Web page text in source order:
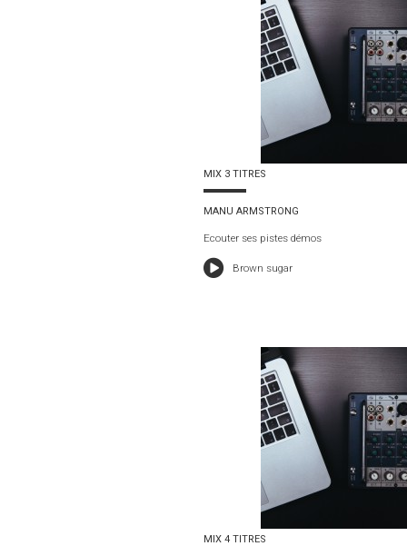
MIX 3 TITRES
MANU ARMSTRONG
Ecouter ses pistes démos
Brown sugar
MIX 4 TITRES